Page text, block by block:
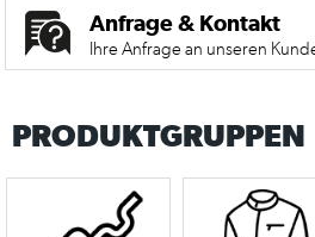
Datenschutzerklärung
Anfrage & Kontakt
Ihre Anfrage an unseren
PRODUKTGRUPPEN